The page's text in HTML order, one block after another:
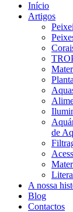
Início
Artigos
de
A nossa
Blog
Contactos